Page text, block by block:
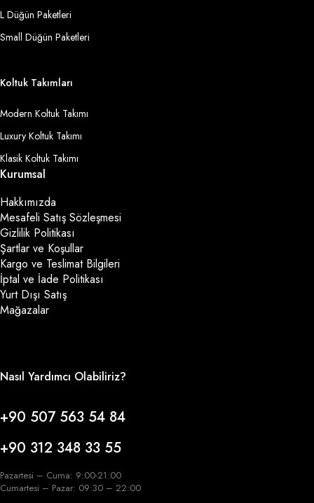
L Düğün Paketleri
Small Düğün Paketleri
Koltuk Takımları
Modern Koltuk Takımı
Luxury Koltuk Takımı
Klasik Koltuk Takımı
Kurumsal
Hakkımızda
Mesafeli Satış Sözleşmesi
Gizlilik Politikası
Şartlar ve Koşullar
Kargo ve Teslimat Bilgileri
İptal ve İade Politikası
Yurt Dışı Satış
Mağazalar
Nasıl Yardımcı Olabiliriz?
+90 507 563 54 84
+90 312 348 33 55
Pazartesi – Cuma: 9:00-21:00
Cumartesi – Pazar: 09:30 – 22:00